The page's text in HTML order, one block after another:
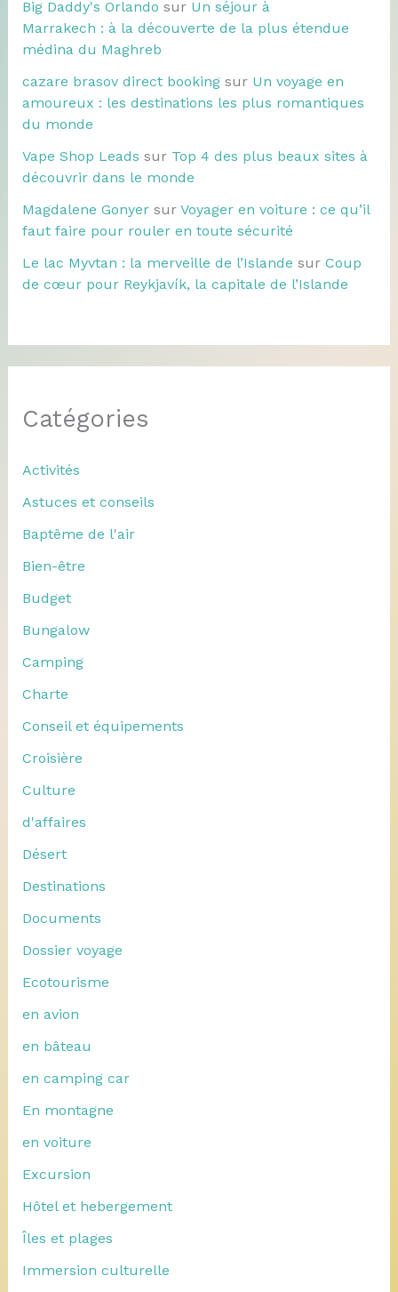
Big Daddy's Orlando sur Un séjour à
Marrakech : à la découverte de la plus étendue
médina du Maghreb
cazare brasov direct bookingsur Un voyage en
amoureux : les destinations les plus romantiques
du monde
Vape Shop Leads sur Top 4 des plus beaux sites à
découvrir dans le monde
Magdalene Gonyersur Voyager en voiture : ce qu’il
faut faire pour rouler en toute sécurité
Le lac Myvtan : la merveille de l’Islande sur Coup
de cœur pour Reykjavík, la capitale de l’Islande
Catégories
Activités
Astuces et conseils
Baptême de l'air
Bien-être
Budget
Bungalow
Camping
Charte
Conseil et équipements
Croisière
Culture
d'affaires
Désert
Destinations
Documents
Dossier voyage
Ecotourisme
en avion
en bâteau
en camping car
En montagne
en voiture
Excursion
Hôtel et hebergement
Îles et plages
Immersion culturelle